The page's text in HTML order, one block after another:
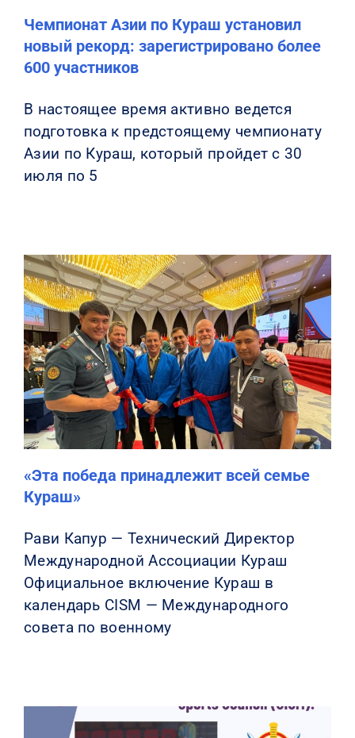
Чемпионат Азии по Кураш установил
новый рекорд: зарегистрировано более
600 участников
В настоящее время активно ведется
подготовка к предстоящему чемпионату
Азии по Кураш, который пройдет с 30
июля по 5
«Эта победа принадлежит всей семье
Кураш»
Рави Капур — Технический Директор
Международной Ассоциации Кураш
Официальное включение Кураш в
календарь CISM — Международного
совета по военному